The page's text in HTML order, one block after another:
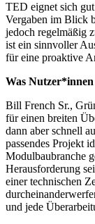
TED eignet sich
Vergaben im Blick
jedoch regelmäßig
ist ein sinnvoller
für eine proaktive
Was
Bill French Sr.,
für einen breiten
dann aber schnell
passendes Projekt
Modulbaubranche
Herausforderung
einer technischen
und jede